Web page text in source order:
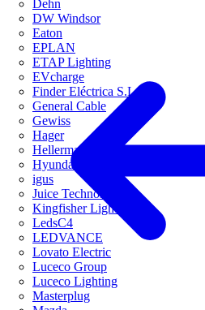
Dehn
DW Windsor
Eaton
EPLAN
ETAP Lighting
EVcharge
Finder Eléctrica S.L.U
General Cable
Gewiss
Hager
HellermannTyton
Hyundai Electric
igus
Juice Technology
Kingfisher Lighting
LedsC4
LEDVANCE
Lovato Electric
Luceco Group
Luceco Lighting
Masterplug